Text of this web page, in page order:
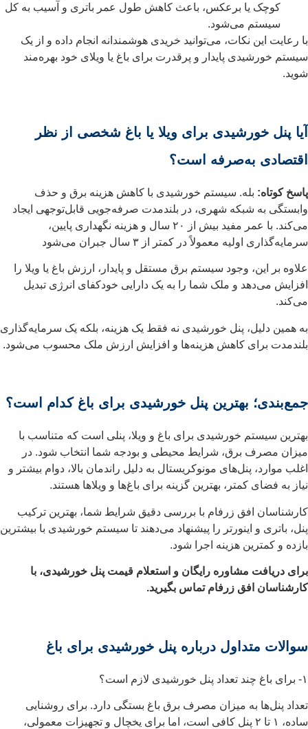
کوچک یا برعکس، باعث کاهش طول عمر باتری و آسیب به کل
سیستم می‌شود.
با رعایت این نکات، می‌توانید خریدی هوشمندانه انجام داده و از یک
سیستم خورشیدی پایدار و پرقدرت برای باغ یا ویلای خود بهره‌مند
شوید.
آیا پنل خورشیدی برای ویلا یا باغ شخصی از نظر
اقتصادی به‌صرفه است؟
پاسخ کوتاه: بله. سیستم خورشیدی با کاهش هزینه برق و حذف
وابستگی به شبکه شهری، در بلندمدت صرفه‌جویی قابل‌توجهی ایجاد
می‌کند. با عمر مفید بیش از ۲۰ سال و هزینه نگهداری پایین،
سرمایه‌گذاری اولیه معمولاً در کمتر از ۳ سال جبران می‌شود
علاوه بر این، وجود سیستم برق مستقل و پایدار، ارزش باغ یا ویلا را
افزایش می‌دهد و ملک شما را به یک دارایی خودکفای انرژی تبدیل
می‌کند.
به همین دلیل، پنل خورشیدی نه فقط یک هزینه، بلکه یک سرمایه‌گذاری
بلندمدت برای کاهش هزینه‌ها و افزایش ارزش ملک محسوب می‌شود.
جمع‌بندی؛ بهترین پنل خورشیدی برای باغ کدام است؟
بهترین سیستم خورشیدی برای باغ و ویلا، پنلی است که متناسب با
میزان مصرف برق، شرایط محیطی و بودجه شما انتخاب شود. در
اغلب موارد، پنل‌های مونوکریستال به دلیل راندمان بالا، دوام بیشتر و
نیاز به فضای کمتر، بهترین گزینه برای باغ‌ها و ویلاها هستند.
کارشناسان افق زرفام با بررسی دقیق شرایط شما، بهترین ترکیب
پنل، باتری و اینورتر را پیشنهاد می‌دهند تا سیستم خورشیدی با بیشترین
بازده و کمترین هزینه اجرا شود.
برای دریافت مشاوره رایگان و استعلام قیمت پنل خورشیدی، با
کارشناسان افق زرفام تماس بگیرید.
سوالات متداول درباره پنل خورشیدی برای باغ
۱- برای باغ چند تعداد پنل خورشیدی لازم است؟
تعداد پنل‌ها به میزان مصرف برق باغ بستگی دارد. برای روشنایی
ساده، ۱ تا ۲ پنل کافی است، اما برای یخچال و تجهیزات معمولی،